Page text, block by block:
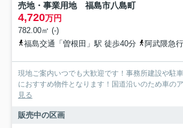
売地・事業用地 福島市八島町
4,720万円
782.00㎡ (-)
福島交通「曽根田」駅 徒歩40分
阿武隈急行
現地ご案内いつでも大歓迎です！事務所建設や駐
におすすめ物件となります！国道沿いのため車の
見る
販売中の区画